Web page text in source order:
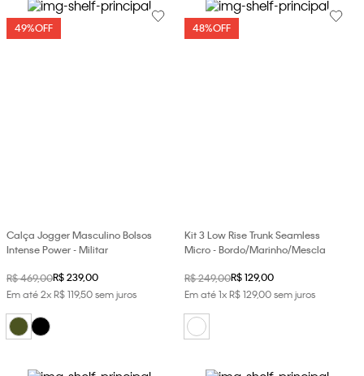
49%OFF
Calça Jogger Masculino Bolsos
Intense Power - Militar
R$469,00R$239,00
Em até2xR$119,50sem juros
48%OFF
Kit 3 Low Rise Trunk Seamless
Micro - Bordo/Marinho/Mescla
R$249,00R$129,00
Em até1xR$129,00sem juros